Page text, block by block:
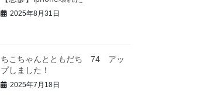
2025年8月31日
ちこちゃんとともだち 74 アッ
プしました！
2025年7月18日